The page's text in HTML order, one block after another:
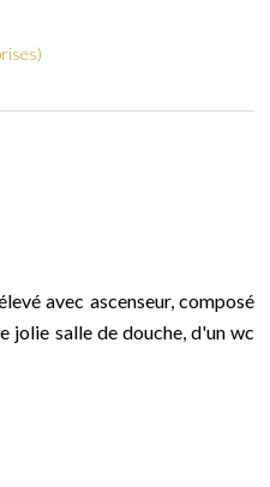
avec ascenseur, composé
jolie salle de douche, d'un wc